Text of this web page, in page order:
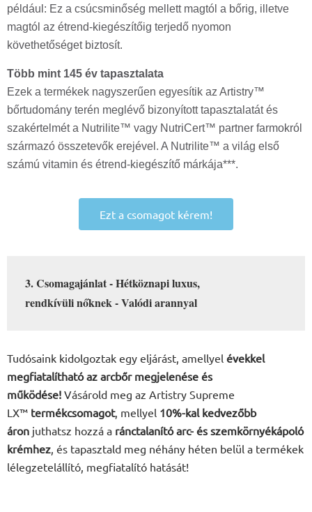
például: Ez a csúcsminőség mellett magtól a bőrig, illetve
magtól az étrend-kiegészítőig terjedő nyomon
követhetőséget biztosít.
Több mint 145 év tapasztalata
Ezek a termékek nagyszerűen egyesítik az Artistry™
bőrtudomány terén meglévő bizonyított tapasztalatát és
szakértelmét a Nutrilite™ vagy NutriCert™ partner farmokról
származó összetevők erejével. A Nutrilite™ a világ első
számú vitamin és étrend-kiegészítő márkája***.
Ezt a csomagot kérem!
3. Csomagajánlat - Hétköznapi luxus,
rendkívüli nőknek - Valódi arannyal
Tudósaink kidolgoztak egy eljárást, amellyel évekkel
megfiatalítható az arcbőr megjelenése és
működése! Vásárold meg az Artistry Supreme
LX™ termékcsomagot, mellyel 10%-kal kedvezőbb
áron juthatsz hozzá a ránctalanító arc- és szemkörnyékápoló
krémhez , és tapasztald meg néhány héten belül a termékek
lélegzetelállító, megfiatalító hatását!